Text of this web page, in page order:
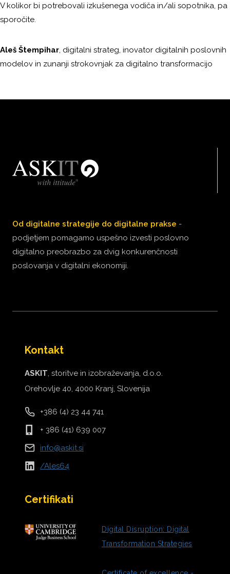
V kolikor bi potrebovali izkušenega vodiča in/ali sopotnika, pa
sporočite.
Aleš Štempihar, digitalni strateg, inovator digitalnih poslovnih
modelov in zunanji strokovnjak za digitalno transformacijo
Od digitalne strategije do digitalne prakse -
podjetjem pomagamo uspešno izvesti poslovno
digitalno preobrazbo za dvig konkurenčnosti
poslovanja v digitalni ekonomiji.
Kontakt
ASKIT , storitve in izobraževanja, d.o.o.
Orehovlje 40, 4000 Kranj, Slovenija
+386 (4) 23 44 741
+ 386 (41) 639 007
info@askit.si
/Ales64
Certifikati
Digital Disruption: Digital
Transformation Strategies